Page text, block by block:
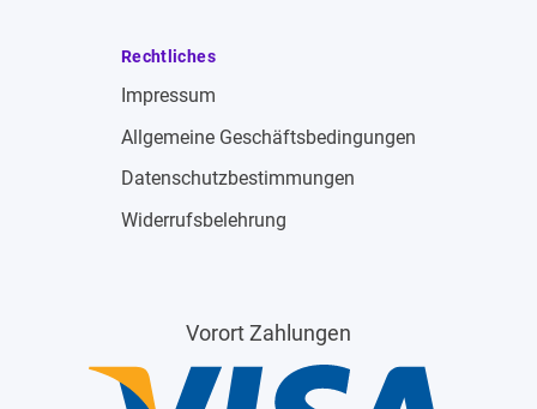
Rechtliches
Impressum
Allgemeine Geschäftsbedingungen
Datenschutzbestimmungen
Widerrufsbelehrung
Vorort Zahlungen